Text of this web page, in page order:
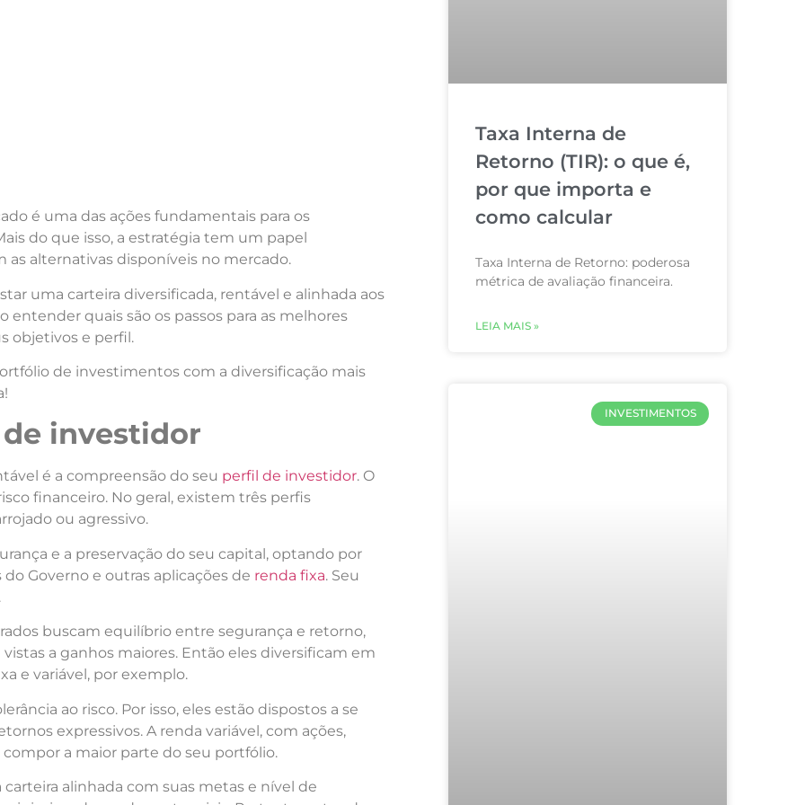
é uma das ações fundamentais para os
do que isso, a estratégia tem um papel
alternativas disponíveis no mercado.
uma carteira diversificada, rentável e alinhada aos
quais são os passos para as melhores
objetivos e perfil.
de investimentos com a diversificação mais
de investidor
é a compreensão do seu perfil de investidor. O
financeiro. No geral, existem três perfis
ou agressivo.
e a preservação do seu capital, optando por
Governo e outras aplicações de renda fixa. Seu
buscam equilíbrio entre segurança e retorno,
a ganhos maiores. Então eles diversificam em
e variável, por exemplo.
ao risco. Por isso, eles estão dispostos a se
expressivos. A renda variável, com ações,
a maior parte do seu portfólio.
alinhada com suas metas e nível de
Taxa Interna de
Retorno (TIR): o que é,
por que importa e
como calcular
Taxa Interna de Retorno: poderosa
métrica de avaliação financeira.
LEIA MAIS »
INVESTIMENTOS